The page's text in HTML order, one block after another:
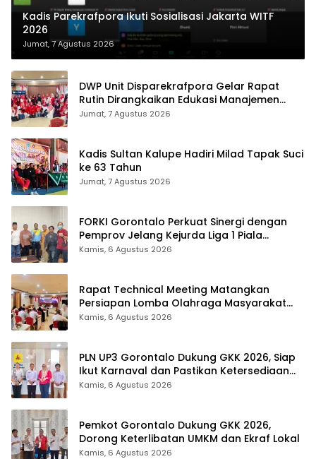
Kadis Parekrafpora Ikuti Sosialisasi Jakarta WITF
2026
Jumat, 7 Agustus 2026
DWP Unit Disparekrafpora Gelar Rapat
Rutin Dirangkaikan Edukasi Manajemen
Stres
Jumat, 7 Agustus 2026
Kadis Sultan Kalupe Hadiri Milad Tapak Suci
ke 63 Tahun
Jumat, 7 Agustus 2026
FORKI Gorontalo Perkuat Sinergi dengan
Pemprov Jelang Kejurda Liga 1 Piala
Gubernur 2026
Kamis, 6 Agustus 2026
Rapat Technical Meeting Matangkan
Persiapan Lomba Olahraga Masyarakat
Tingkat Provinsi Gorontalo
Kamis, 6 Agustus 2026
PLN UP3 Gorontalo Dukung GKK 2026, Siap
Ikut Karnaval dan Pastikan Ketersediaan
Listrik
Kamis, 6 Agustus 2026
Pemkot Gorontalo Dukung GKK 2026,
Dorong Keterlibatan UMKM dan Ekraf Lokal
Kamis, 6 Agustus 2026